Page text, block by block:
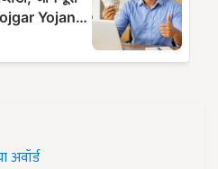
अवॉर्ड